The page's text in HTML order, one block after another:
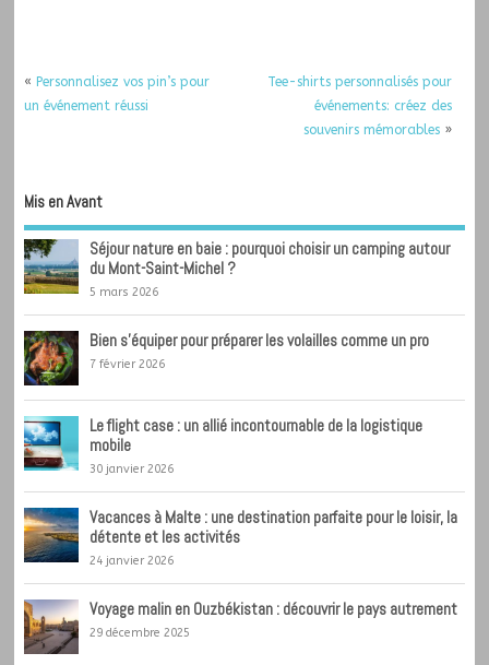
« Personnalisez vos pin’s pour
un événement réussi
Tee-shirts personnalisés pour
événements: créez des
souvenirs mémorables»
Mis en Avant
Séjour nature en baie : pourquoi choisir un camping autour
du Mont-Saint-Michel ?
5 mars 2026
Bien s’équiper pour préparer les volailles comme un pro
7 février 2026
Le flight case : un allié incontournable de la logistique
mobile
30 janvier 2026
Vacances à Malte : une destination parfaite pour le loisir, la
détente et les activités
24 janvier 2026
Voyage malin en Ouzbékistan : découvrir le pays autrement
29 décembre 2025